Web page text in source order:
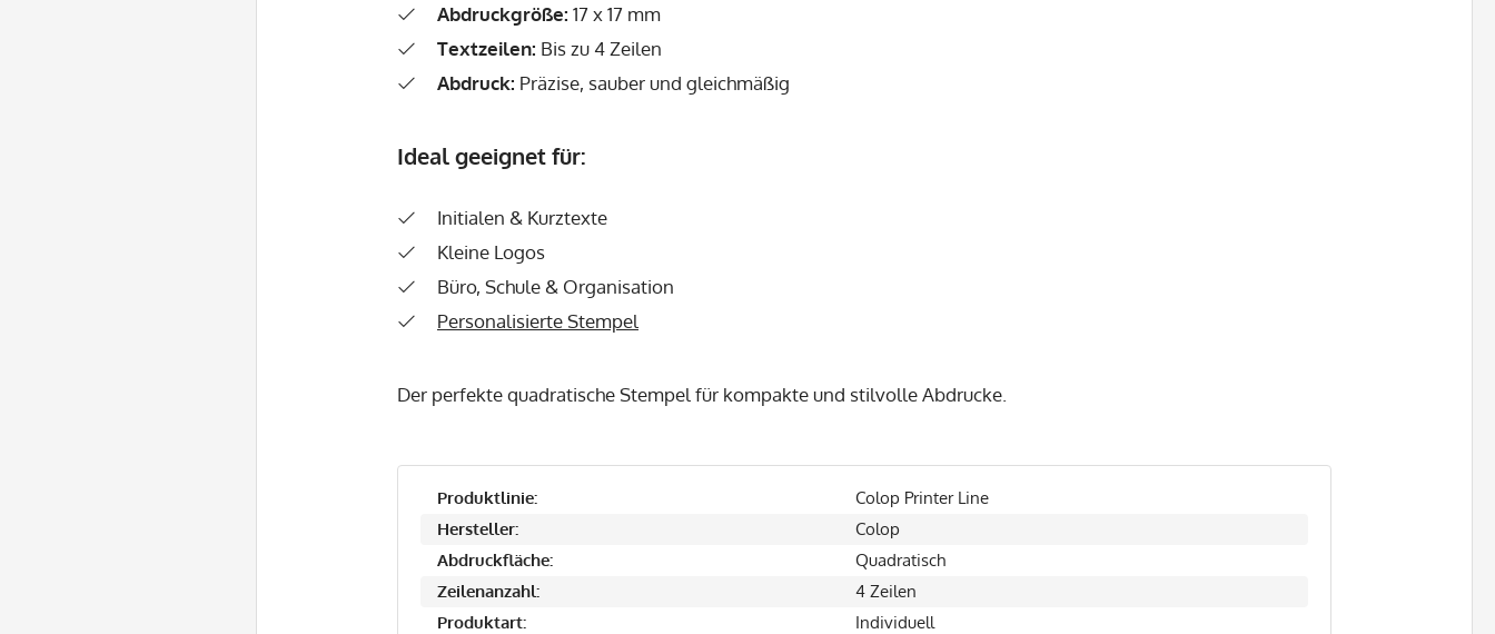
Abdruckgröße: 17 x 17 mm
Textzeilen: Bis zu 4 Zeilen
Abdruck: Präzise, sauber und gleichmäßig
Ideal geeignet für:
Initialen & Kurztexte
Kleine Logos
Büro, Schule & Organisation
Personalisierte Stempel
Der perfekte quadratische Stempel für kompakte und stilvolle Abdrucke.
Produktlinie:
Colop Printer Line
Hersteller:
Colop
Abdruckfläche:
Quadratisch
Zeilenanzahl:
4 Zeilen
Produktart:
Individuell